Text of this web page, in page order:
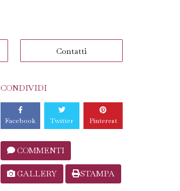
Contatti
CONDIVIDI
Facebook Twitter Pinterest
COMMENTI
GALLERY STAMPA